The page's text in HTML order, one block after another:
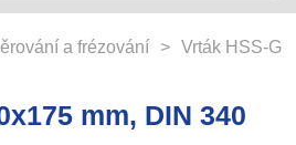
a frézování > Vrták HSS-G
mm, DIN 340